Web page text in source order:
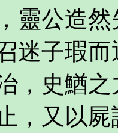
靈公造
迷子瑕
，史鰌
，又以